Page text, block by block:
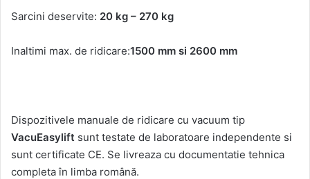
Sarcini deservite: 20 kg – 270 kg
Inaltimi max. de ridicare:1500 mm si 2600 mm
Dispozitivele manuale de ridicare cu vacuum tip
VacuEasylift sunt testate de laboratoare independente si
sunt certificate CE. Se livreaza cu documentatie tehnica
completa în limba română.